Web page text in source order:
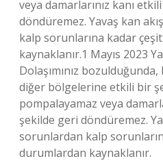
veya damarlarınız kanı
döndüremez. Yavaş kan
kalp sorunlarına kadar
kaynaklanır.1 Mayıs 2023
Dolaşımınız
diğer bölgelerine etkili bir
pompalayamaz veya
şekilde geri döndüremez.
sorunlardan kalp
durumlardan kaynaklanır.